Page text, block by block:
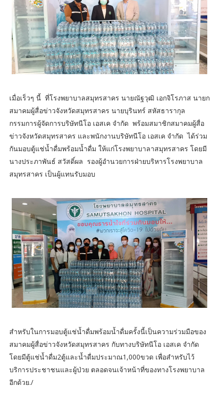
เมื่อเร็วๆ นี้ ที่โรงพยาบาลสมุทรสาคร นายณัฐวุฒิ เอกจิโรภาส นายก
สมาคมผู้สื่อข่าวจังหวัดสมุทรสาคร นายบุรินทร์ สหัสธารากุล
กรรมการผู้จัดการบริษัทนีโอ เอสเค จำกัด พร้อมสมาชิกสมาคมผู้สื่อ
ข่าวจังหวัดสมุทรสาคร และพนักงานบริษัทนีโอ เอสเค จำกัด ได้ร่วม
กันมอบตู้แช่น้ำดื่มพร้อมน้ำดื่ม ให้แก่โรงพยาบาลาสมุทรสาคร โดยมี
นางประภาพันธ์ สวัสดิ์ผล รองผู้อำนวยการฝ่ายบริหารโรงพยาบาล
สมุทรสาคร เป็นผู้แทนรับมอบ
สำหรับในการมอบตู้แช่น้ำดื่มพร้อมน้ำดื่มครั้งนี้เป็นความร่วมมือของ
สมาคมผู้สื่อข่าวจังหวัดสมุทรสาคร กับทางบริษัทนีโอ เอสเค จำกัด
โดยมีตู้แช่น้ำดื่ม2ตู้และน้ำดื่มประมาณ1,000ขวด เพื่อสำหรับไว้
บริการประชาชนและผู้ป่วย ตลอดจนเจ้าหน้าที่ของทางโรงพยาบาล
อีกด้วย./